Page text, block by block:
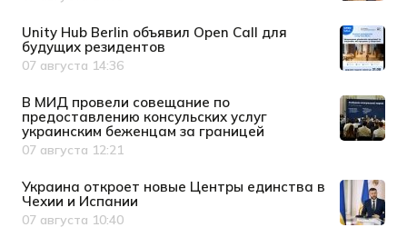
Unity Hub Berlin объявил Open Call для
будущих резидентов
Дата публикации
07 августа 14:36
В МИД провели совещание по
предоставлению консульских услуг
украинским беженцам за границей
Дата публикации
07 августа 12:21
Украина откроет новые Центры единства в
Чехии и Испании
Дата публикации
07 августа 10:40